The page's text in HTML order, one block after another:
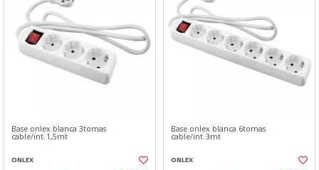
Base onlex blanca 3tomas
cable/int.1,5mt
ONLEX
Base onlex blanca 6tomas
cable/int.3mt
ONLEX